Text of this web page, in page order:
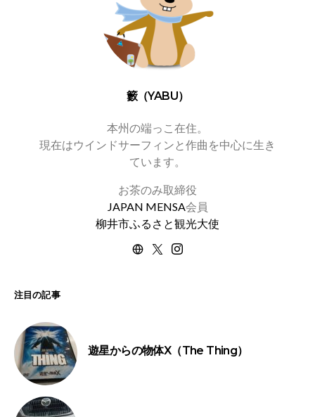
籔（YABU）
本州の端っこ在住。
現在はウインドサーフィンと作曲を中心に生き
ています。
お茶のみ取締役
JAPAN MENSA会員
柳井市ふるさと観光大使
注目の記事
遊星からの物体X（The Thing）